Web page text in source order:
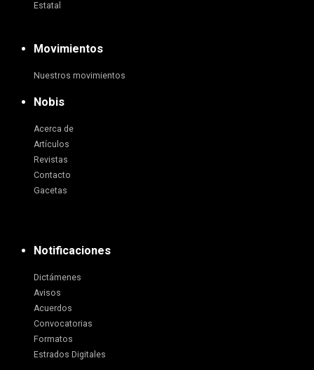
Estatal
Movimientos
Nuestros movimientos
Nobis
Acerca de
Artículos
Revistas
Contacto
Gacetas
Notificaciones
Dictámenes
Avisos
Acuerdos
Convocatorias
Formatos
Estrados Digitales